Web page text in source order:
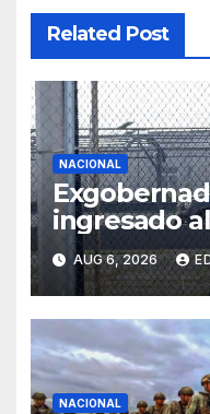
Related Post
NACIONAL
ingresado
Altiplano
Ayotzinapa
AUG 6, 2026
NACIONAL